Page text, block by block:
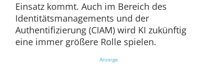
Einsatz kommt. Auch im Bereich des
Identitätsmanagements und der
Authentifizierung (CIAM) wird KI zukünftig
eine immer größere Rolle spielen.
Anzeige